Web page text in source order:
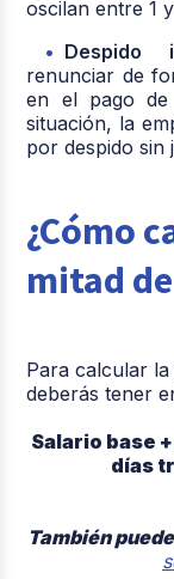
oscilan entre 1
Despido
renunciar de
en el pago de
situación, la
por despido sin
¿Cómo
mitad
Para calcular la
deberás tener
Salario base
días
También